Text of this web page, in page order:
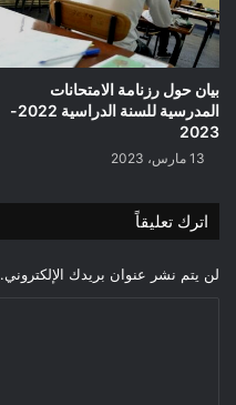
بيان حول رزنامة الامتحانات
المدرسية للسنة الدراسية 2022-
2023
13 مارس، 2023
اترك تعليقاً
لن يتم نشر عنوان بريدك الإلكتروني.